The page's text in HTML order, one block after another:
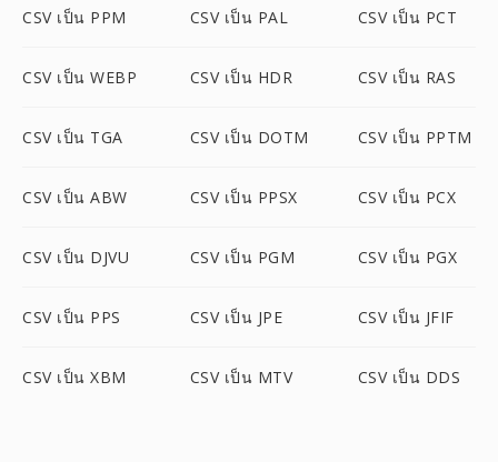
CSV เป็น PPM CSV เป็น PAL CSV เป็น PCT
CSV เป็น WEBP CSV เป็น HDR CSV เป็น RAS
CSV เป็น TGA CSV เป็น DOTM CSV เป็น PPTM
CSV เป็น ABW CSV เป็น PPSX CSV เป็น PCX
CSV เป็น DJVU CSV เป็น PGM CSV เป็น PGX
CSV เป็น PPS CSV เป็น JPE CSV เป็น JFIF
CSV เป็น XBM CSV เป็น MTV CSV เป็น DDS